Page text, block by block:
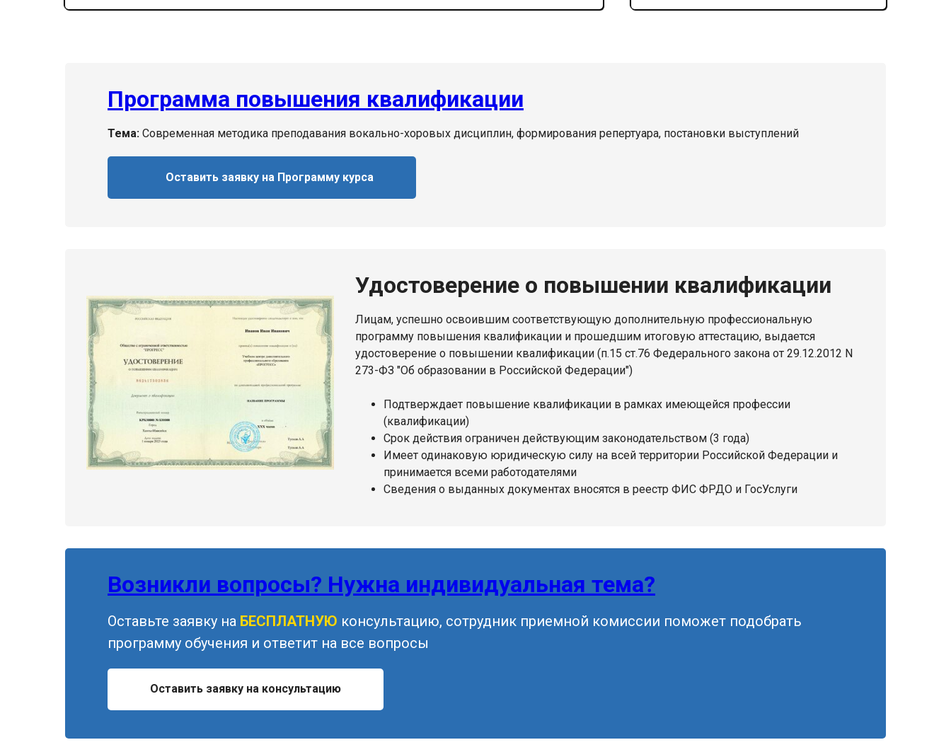
Программа повышения квалификации
Тема: Современная методика преподавания вокально-хоровых дисциплин, формирования репертуара, постановки выступлений
Оставить заявку на Программу курса
Удостоверение о повышении квалификации
Лицам, успешно освоившим соответствующую дополнительную профессиональную
программу повышения квалификации и прошедшим итоговую аттестацию, выдается
удостоверение о повышении квалификации (п.15 ст.76 Федерального закона от 29.12.2012 N
273-ФЗ "Об образовании в Российской Федерации")
Подтверждает повышение квалификации в рамках имеющейся профессии
(квалификации)
Срок действия ограничен действующим законодательством (3 года)
Имеет одинаковую юридическую силу на всей территории Российской Федерации и
принимается всеми работодателями
Сведения о выданных документах вносятся в реестр ФИС ФРДО и ГосУслуги
Возникли вопросы? Нужна индивидуальная тема?
Оставьте заявку на БЕСПЛАТНУЮ консультацию, сотрудник приемной комиссии поможет подобрать
программу обучения и ответит на все вопросы
Оставить заявку на консультацию